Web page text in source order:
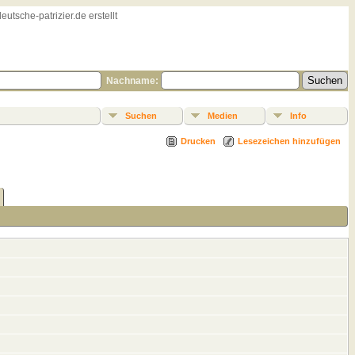
patrizier.de erstellt
Nachname:
Suchen Medien Info
Drucken Lesezeichen hinzufügen